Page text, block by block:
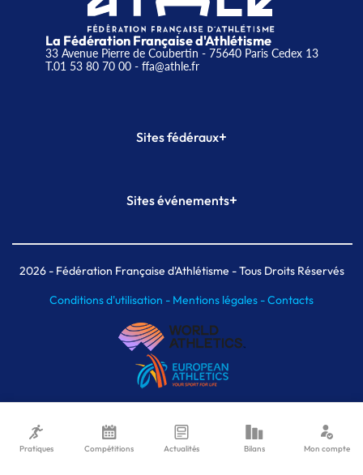
La Fédération Française d'Athlétisme
33 Avenue Pierre de Coubertin - 75640 Paris Cedex 13
T.01 53 80 70 00- ffa@athle.fr
Sites fédéraux+
Plateforme Formation
Sites événements+
Meeting de Paris indoor
MAIF Ekiden de Paris
2026- Fédération Française d'Athlétisme - Tous Droits Réservés
Conditions d'utilisation - Mentions légales -Contacts
Pratiques Compétitions Actualités Bilans Mon compte